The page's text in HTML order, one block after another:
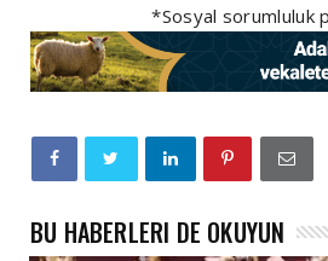
*Sosyal sorumluluk
BU HABERLERI DE OKUYUN